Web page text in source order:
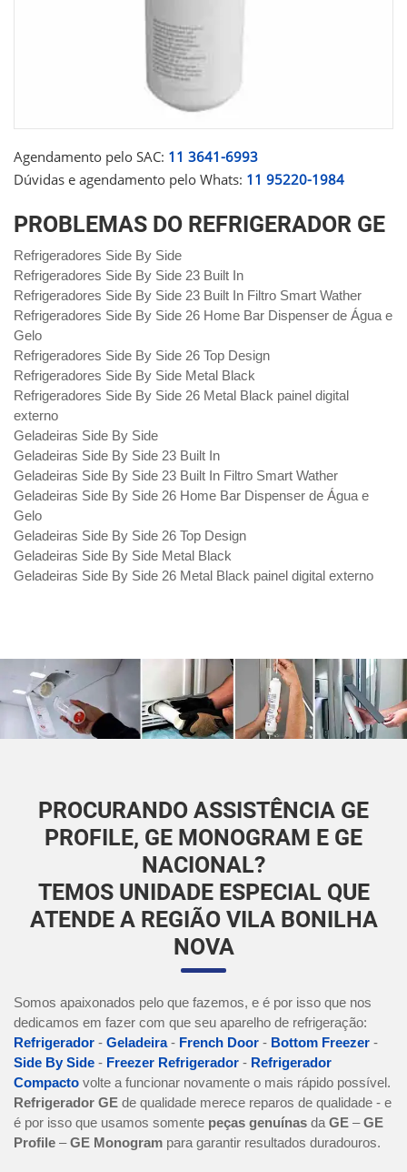
Agendamento pelo SAC: 11 3641-6993
Dúvidas e agendamento pelo Whats: 11 95220-1984
PROBLEMAS DO REFRIGERADOR GE
Refrigeradores Side By Side
Refrigeradores Side By Side 23 Built In
Refrigeradores Side By Side 23 Built In Filtro Smart Wather
Refrigeradores Side By Side 26 Home Bar Dispenser de Água e
Gelo
Refrigeradores Side By Side 26 Top Design
Refrigeradores Side By Side Metal Black
Refrigeradores Side By Side 26 Metal Black painel digital
externo
Geladeiras Side By Side
Geladeiras Side By Side 23 Built In
Geladeiras Side By Side 23 Built In Filtro Smart Wather
Geladeiras Side By Side 26 Home Bar Dispenser de Água e
Gelo
Geladeiras Side By Side 26 Top Design
Geladeiras Side By Side Metal Black
Geladeiras Side By Side 26 Metal Black painel digital externo
PROCURANDO ASSISTÊNCIA GE
PROFILE, GE MONOGRAM E GE
NACIONAL?
TEMOS UNIDADE ESPECIAL QUE
ATENDE A REGIÃO VILA BONILHA
NOVA
Somos apaixonados pelo que fazemos, e é por isso que nos
dedicamos em fazer com que seu aparelho de refrigeração:
Refrigerador - Geladeira- French Door - Bottom Freezer -
Side By Side - Freezer Refrigerador - Refrigerador
Compacto volte a funcionar novamente o mais rápido possível.
Refrigerador GE de qualidade merece reparos de qualidade - e
é por isso que usamos somente peças genuínas da GE –GE
Profile –GE Monogram para garantir resultados duradouros.